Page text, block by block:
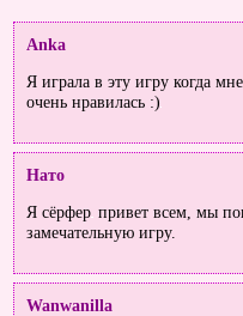
Anka
Я играла в эту игру когда
очень нравилась :)
Нато
Я сёрфер привет всем, мы
замечательную игру.
Wanwanilla